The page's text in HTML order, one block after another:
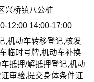
兴桥镇八公桩
12:00 14:00-17:00
,机动车转移登记,核发
临时号牌,机动车补换
抵押/解抵押登记,机动
审验,提交身体条件证